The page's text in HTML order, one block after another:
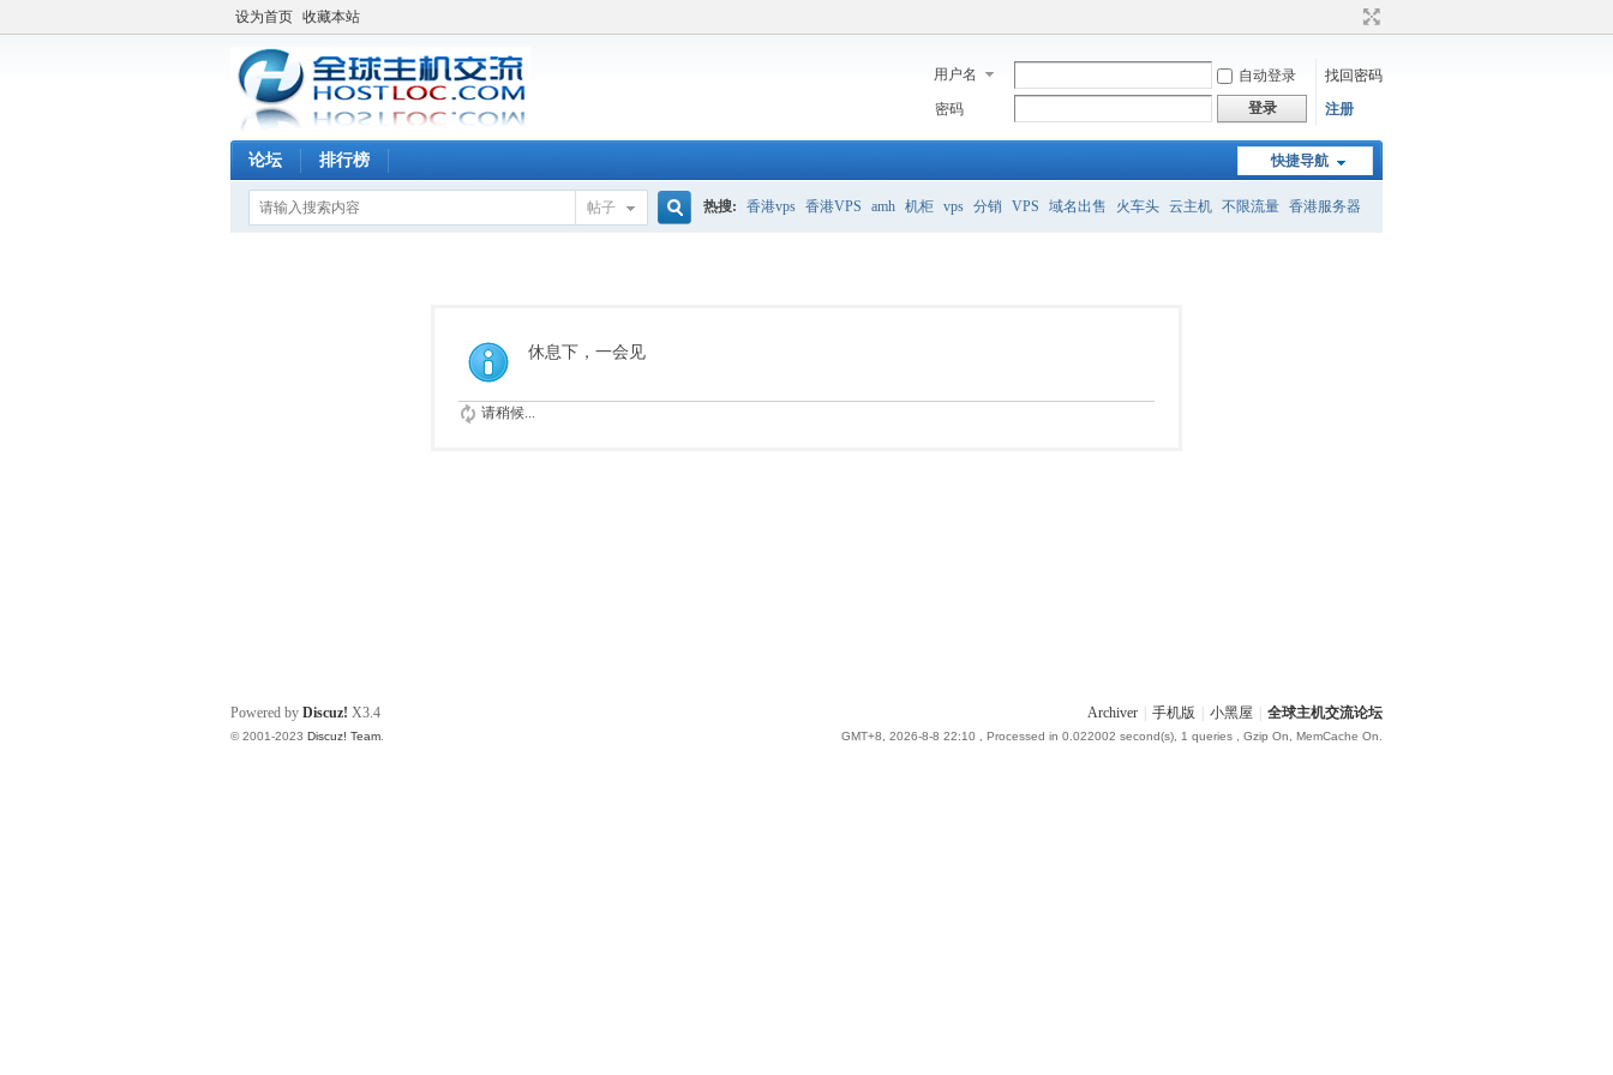
设为首页 收藏本站
用户名 自动登录
找回密码
密码
登录 注册
快捷导航
论坛 排行榜
帖子 热搜: 香港vps 香港VPS amh 机柜 vps 分销 VPS 域名出售 火车头 云主机 不限流量 香港服务器
休息下，一会见
请稍候...
Archiver 手机版 小黑屋 全球主机交流论坛
GMT+8, 2026-8-8 22:10 , Processed in 0.022002 second(s), 1 queries , Gzip On, MemCache On.
Powered by Discuz! X3.4
© 2001-2023 Discuz! Team